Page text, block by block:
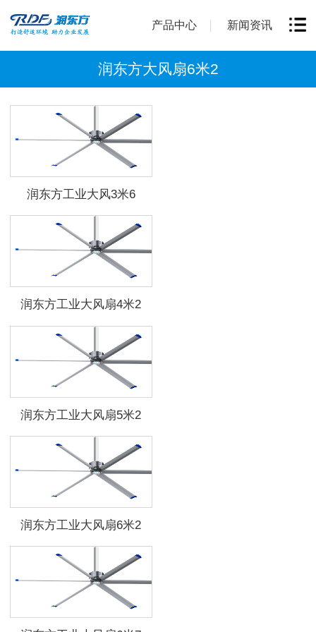
产品中心 新闻资讯
润东方大风扇6米2
润东方工业大风3米6
润东方工业大风扇4米2
润东方工业大风扇5米2
润东方工业大风扇6米2